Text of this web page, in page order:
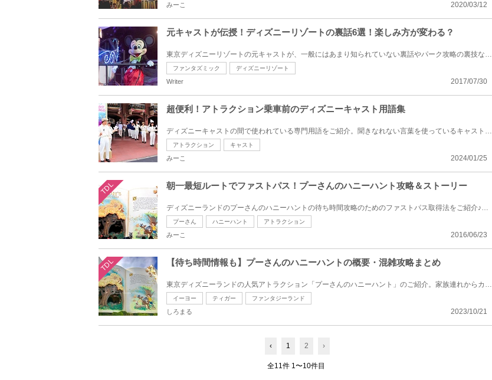
2020/03/12
みーこ
元キャストが伝授！ディズニーリゾートの裏話6選！楽しみ方が変わる？
東京ディズニーリゾートの元キャストが、一般にはあまり知られていない裏話やパーク攻略の裏技などを元...
ファンタズミック ディズニーリゾート
2017/07/30
Writer
超便利！アトラクション乗車前のディズニーキャスト用語集
ディズニーキャストの間で使われている専門用語をご紹介。聞きなれない言葉を使っているキャストさんた...
アトラクション キャスト
2024/01/25
みーこ
TDL 朝一最短ルートでファストパス！プーさんのハニーハント攻略＆ストーリー
ディズニーランドのプーさんのハニーハントの待ち時間攻略のためのファストパス取得法をご紹介♪プーさん...
プーさん ハニーハント アトラクション
2016/06/23
みーこ
TDL 【待ち時間情報も】プーさんのハニーハントの概要・混雑攻略まとめ
東京ディズニーランドの人気アトラクション「プーさんのハニーハント」のご紹介。家族連れからカップル...
イーヨー ティガー ファンタジーランド
2023/10/21
しろまる
‹ 1 2 ›
全11件 1〜10件目